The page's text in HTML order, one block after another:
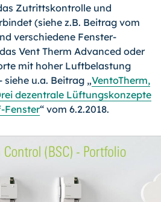
Zutrittskontrolle und
(siehe z.B. Beitrag vom
verschiedene Fenster-
Vent Therm Advanced oder
mit hoher Luftbelastung
u.a. Beitrag „VentoTherm,
dezentrale Lüftungskonzepte
Fenster“ vom 6.2.2018.